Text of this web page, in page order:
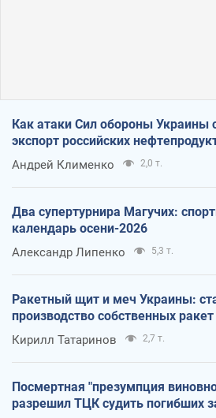
Как атаки Сил обороны Украины
экспорт российских
Андрей Клименко 2,0 т.
Два супертурнира Магучих:
календарь осени-2026
Александр Липенко 5,3 т.
Ракетный щит и меч Украины:
производство собственных ракет
Кирилл Татаринов 2,7 т.
Посмертная "презумпция
разрешил ТЦК судить погибших